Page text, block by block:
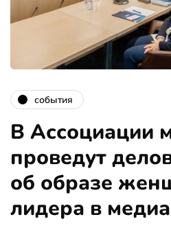
события
В Ассоциации
проведут
об образе
лидера в медиа